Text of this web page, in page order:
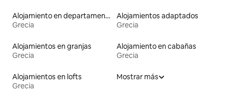
Alojamiento en departamentos
Grecia
Alojamientos adaptados
Grecia
Alojamientos en granjas
Grecia
Alojamiento en cabañas
Grecia
Alojamientos en lofts
Grecia
Mostrar más